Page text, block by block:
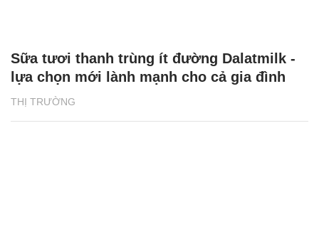
THỊ TRƯỜNG
Sữa tươi thanh trùng ít đường Dalatmilk -
lựa chọn mới lành mạnh cho cả gia đình